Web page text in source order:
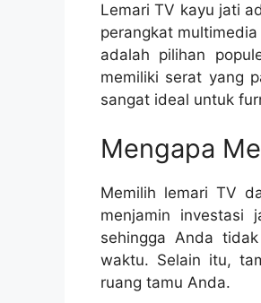
Lemari TV kayu jati
perangkat
adalah pilihan
memiliki serat yang
sangat ideal untuk
Mengapa
Memilih lemari TV
menjamin investasi
sehingga Anda
waktu. Selain itu,
ruang tamu Anda.